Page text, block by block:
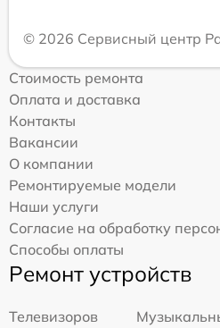
© 2026 Сервисный центр
Стоимость ремонта
Оплата и доставка
Контакты
Вакансии
О компании
Ремонтируемые модели
Наши услуги
Согласие на обработку
Способы оплаты
Ремонт устройств
Телевизоров